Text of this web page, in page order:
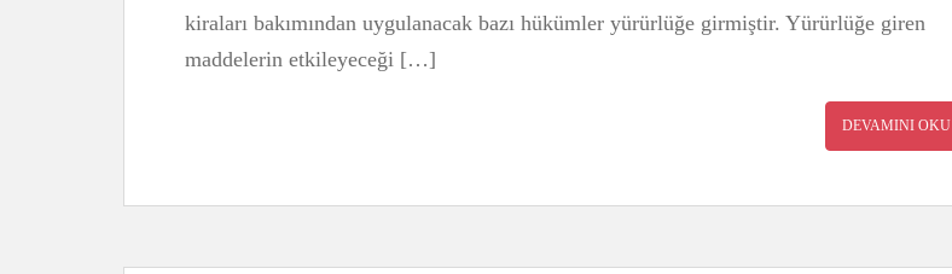
kiraları bakımından uygulanacak bazı hükümler yürürlüğe girmiştir. Yürürlüğe giren
maddelerin etkileyeceği […]
DEVAMINI OKU